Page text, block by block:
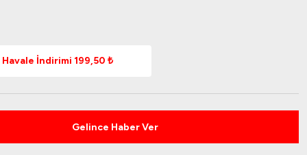
Havale İndirimi 199,50 ₺
Gelince Haber Ver